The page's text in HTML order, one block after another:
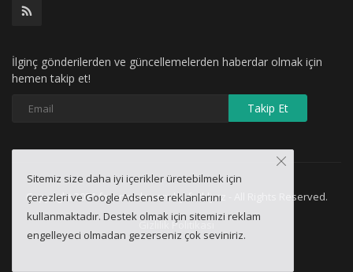
İlginç gönderilerden ve güncellemelerden haberdar olmak için
hemen takip et!
Takip Et
Copyright 2021 forencode.com by farklyzz - All Rights Reserved.
Gizlilik Politikası
Sitemiz size daha iyi içerikler üretebilmek için
çerezleri ve Google Adsense reklanlarını
kullanmaktadır. Destek olmak için sitemizi reklam
engelleyeci olmadan gezerseniz çok seviniriz.